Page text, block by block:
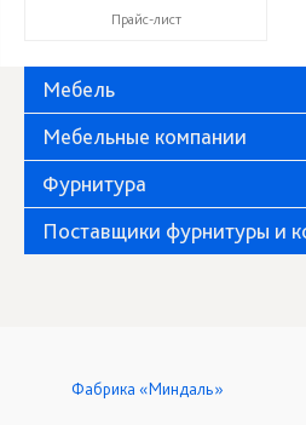
Прайс-лист
Мебель
Мебельные компании
Фурнитура
Поставщики фурнитуры и
Фабрика «Миндаль»